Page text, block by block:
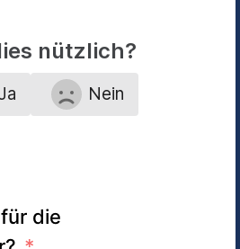
nützlich?
Nein
die